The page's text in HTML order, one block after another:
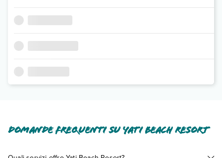
Domande frequenti su Yati Beach Resort